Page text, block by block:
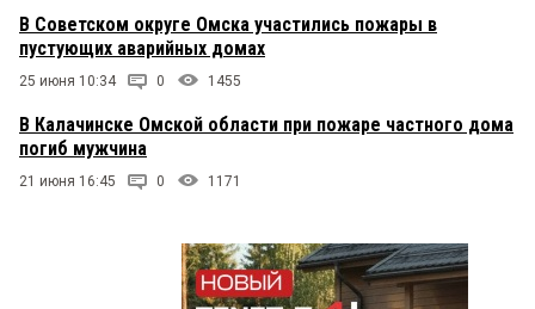
В Советском округе Омска участились пожары в
пустующих аварийных домах
25 июня 10:34 0 1455
В Калачинске Омской области при пожаре частного дома
погиб мужчина
21 июня 16:45 0 1171